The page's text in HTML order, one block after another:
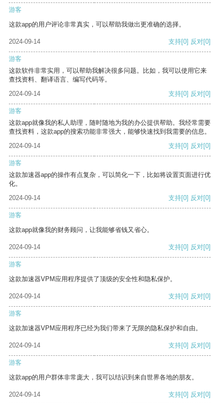
游客
这款app的用户评论非常真实，可以帮助我做出更准确的选择。
2024-09-14 支持[0] 反对[0]
游客
这款软件非常实用，可以帮助我解决很多问题。比如，我可以使用它来
查找资料、翻译语言、编写代码等。
2024-09-14
支持[0] 反对[0]
游客
这款app就像我的私人助理，随时随地为我的办公提供帮助。我经常需要
查找资料，这款app的搜索功能非常强大，能够快速找到我需要的信息。
2024-09-14
支持[0] 反对[0]
游客
这款加速器app的操作有点复杂，可以简化一下，比如将设置页面进行优
化。
2024-09-14
支持[0] 反对[0]
游客
这款app就像我的财务顾问，让我能够省钱又省心。
2024-09-14 支持[0] 反对[0]
游客
这款加速器VPM应用程序提供了顶级的安全性和隐私保护。
2024-09-14 支持[0] 反对[0]
游客
这款加速器VPM应用程序已经为我们带来了无限的隐私保护和自由。
2024-09-14 支持[0] 反对[0]
游客
这款app的用户群体非常庞大，我可以结识到来自世界各地的朋友。
2024-09-14 支持[0] 反对[0]